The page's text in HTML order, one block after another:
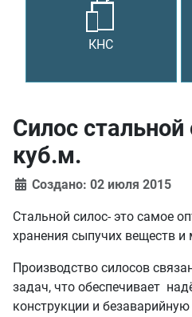
КНС
Силос
куб.м.
Создано: 02 июля 2015
Стальной силос- это самое
хранения сыпучих веществ и
Производство силосов
задач, что обеспечивает
конструкции и